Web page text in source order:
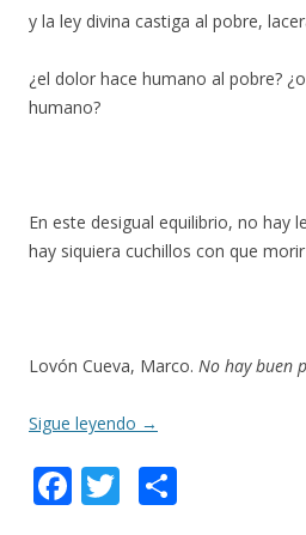
y la ley divina castiga al pobre,
¿el dolor hace humano al pobre?
humano?
En este desigual equilibrio, no hay
hay siquiera cuchillos con que morir
Lovón Cueva, Marco. No hay buen
Sigue leyendo →
F T